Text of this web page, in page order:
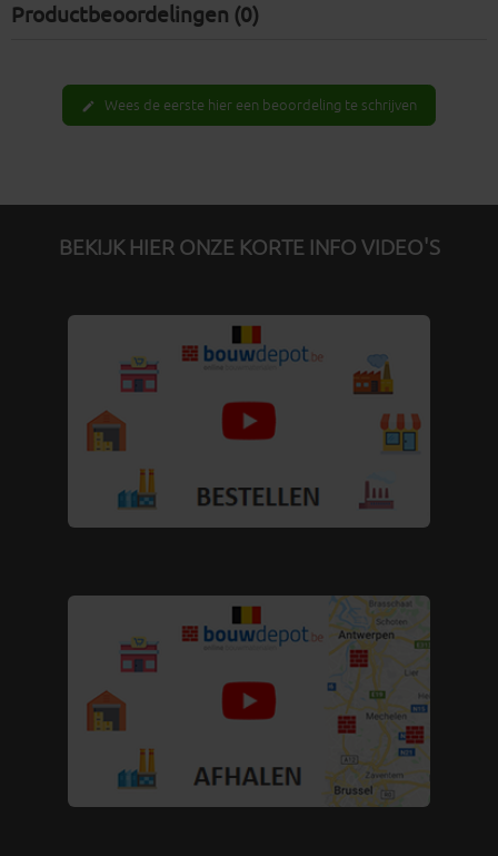
Productbeoordelingen (0)
edit Wees de eerste hier een beoordeling te schrijven
BEKIJK HIER ONZE KORTE INFO VIDEO'S